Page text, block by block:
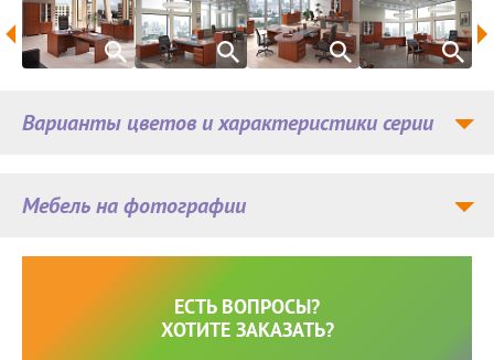
Мебель на фотографии
Варианты цветов и характеристики серии
ЕСТЬ ВОПРОСЫ?
ХОТИТЕ ЗАКАЗАТЬ?